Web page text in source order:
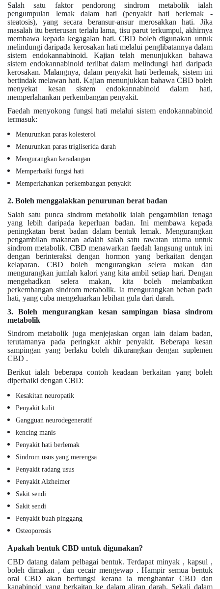
Salah satu faktor pendorong sindrom metabolik ialah
pengumpulan lemak dalam hati (penyakit hati berlemak -
steatosis), yang secara beransur-ansur merosakkan hati. Jika
masalah itu berterusan terlalu lama, tisu parut terkumpul, akhirnya
membawa kepada kegagalan hati. CBD boleh digunakan untuk
melindungi daripada kerosakan hati melalui penglibatannya dalam
sistem endokannabinoid. Kajian telah menunjukkan bahawa
sistem endokannabinoid terlibat dalam melindungi hati daripada
kerosakan. Malangnya, dalam penyakit hati berlemak, sistem ini
bertindak melawan hati. Kajian menunjukkan bahawa CBD boleh
menyekat kesan sistem endokannabinoid dalam hati,
memperlahankan perkembangan penyakit.
Faedah menyokong fungsi hati melalui sistem endokannabinoid
termasuk:
Menurunkan paras kolesterol
Menurunkan paras trigliserida darah
Mengurangkan keradangan
Memperbaiki fungsi hati
Memperlahankan perkembangan penyakit
2. Boleh menggalakkan penurunan berat badan
Salah satu punca sindrom metabolik ialah pengambilan tenaga
yang lebih daripada keperluan badan. Ini membawa kepada
peningkatan berat badan dalam bentuk lemak. Mengurangkan
pengambilan makanan adalah salah satu rawatan utama untuk
sindrom metabolik. CBD menawarkan faedah langsung untuk ini
dengan berinteraksi dengan hormon yang berkaitan dengan
kelaparan. CBD boleh mengurangkan selera makan dan
mengurangkan jumlah kalori yang kita ambil setiap hari. Dengan
mengehadkan selera makan, kita boleh melambatkan
perkembangan sindrom metabolik. Ia mengurangkan beban pada
hati, yang cuba mengeluarkan lebihan gula dari darah.
3. Boleh mengurangkan kesan sampingan biasa sindrom
metabolik
Sindrom metabolik juga menjejaskan organ lain dalam badan,
terutamanya pada peringkat akhir penyakit. Beberapa kesan
sampingan yang berlaku boleh dikurangkan dengan suplemen
CBD .
Berikut ialah beberapa contoh keadaan berkaitan yang boleh
diperbaiki dengan CBD:
Kesakitan neuropatik
Penyakit kulit
Gangguan neurodegeneratif
kencing manis
Penyakit hati berlemak
Sindrom usus yang merengsa
Penyakit radang usus
Penyakit Alzheimer
Sakit sendi
Sakit sendi
Penyakit buah pinggang
Osteoporosis
Apakah bentuk CBD untuk digunakan?
CBD datang dalam pelbagai bentuk. Terdapat minyak , kapsul ,
boleh dimakan , dan cecair mengewap . Hampir semua bentuk
oral CBD akan berfungsi kerana ia menghantar CBD dan
kanabinoid yang berkaitan ke dalam aliran darah. Sekali dalam